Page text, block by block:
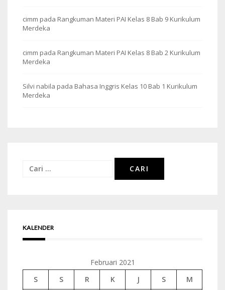
cimm pada Rangkuman Materi PAI Kelas 8 Bab 9 Kurikulum
Merdeka
cimm pada Rangkuman Materi PAI Kelas 8 Bab 2 Kurikulum
Merdeka
Silvi nabila pada Bahasa Inggris Kelas 10 Bab 1 Kurikulum
Merdeka
Cari
KALENDER
Februari 2021
S
S R K J S M